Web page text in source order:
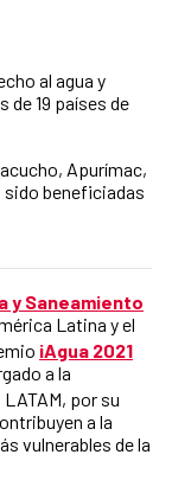
al agua y
de 19 países de
Apurímac,
sido beneficiadas
y Saneamiento
Latina y el
iAgua 2021
a la
por su
a la
vulnerables de la